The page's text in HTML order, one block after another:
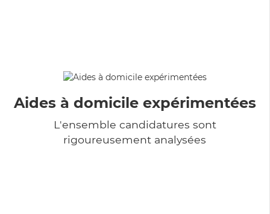
Aides à domicile expérimentées
L'ensemble candidatures sont
rigoureusement analysées